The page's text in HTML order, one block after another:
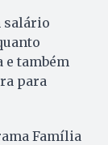
salário
também
para
Família